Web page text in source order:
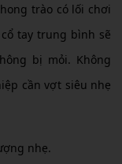
trào có lối chơi
tay trung bình sẽ
bị mỏi. Không
cần vợt siêu nhẹ
nhẹ.